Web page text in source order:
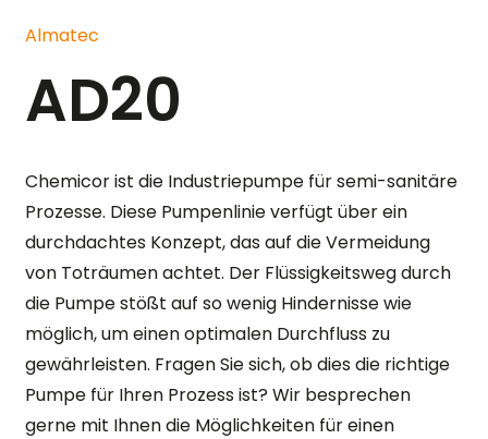
Almatec
AD20
Chemicor ist die Industriepumpe für semi-sanitäre
Prozesse. Diese Pumpenlinie verfügt über ein
durchdachtes Konzept, das auf die Vermeidung
von Toträumen achtet. Der Flüssigkeitsweg durch
die Pumpe stößt auf so wenig Hindernisse wie
möglich, um einen optimalen Durchfluss zu
gewährleisten. Fragen Sie sich, ob dies die richtige
Pumpe für Ihren Prozess ist? Wir besprechen
gerne mit Ihnen die Möglichkeiten für einen